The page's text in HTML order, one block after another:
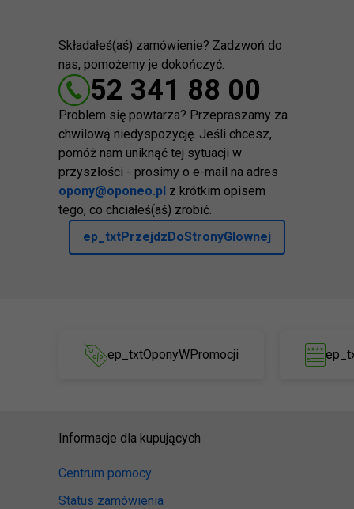
Składałeś(aś) zamówienie? Zadzwoń do
nas, pomożemy je dokończyć.
52 341 88 00
Problem się powtarza? Przepraszamy za
chwilową niedyspozycję. Jeśli chcesz,
pomóż nam uniknąć tej sytuacji w
przyszłości - prosimy o e-mail na adres
opony@oponeo.pl z krótkim opisem
tego, co chciałeś(aś) zrobić.
ep_txtPrzejdzDoStronyGlownej
ep_txtOponyWPromocji
Informacje dla kupujących
Centrum pomocy
Status zamówienia